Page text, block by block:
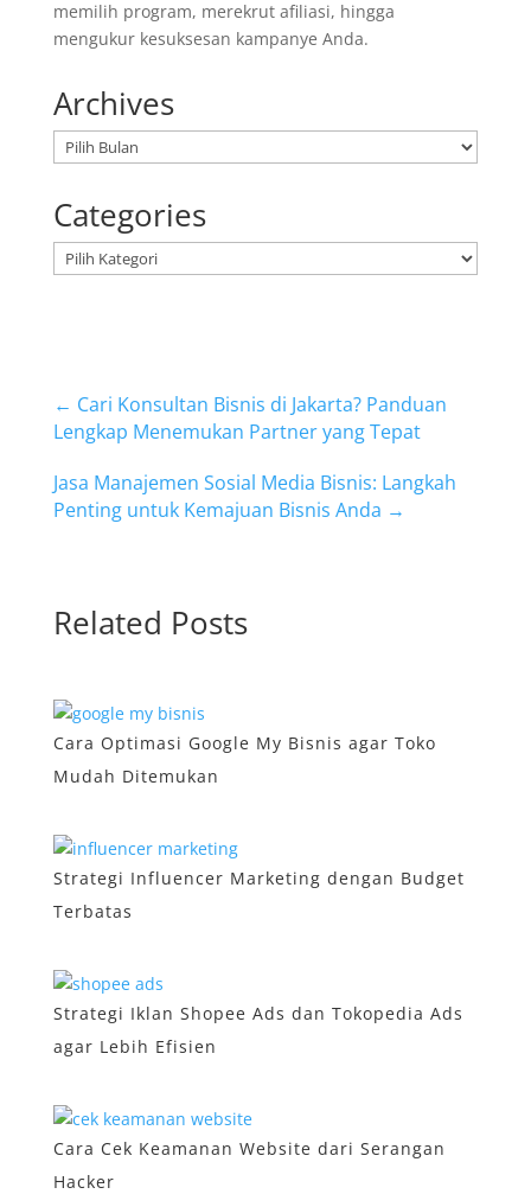
memilih program, merekrut afiliasi, hingga
mengukur kesuksesan kampanye Anda.
Archives
Arsip
Categories
Kategori
← Cari Konsultan Bisnis di Jakarta? Panduan
Lengkap Menemukan Partner yang Tepat
Jasa Manajemen Sosial Media Bisnis: Langkah
Penting untuk Kemajuan Bisnis Anda →
Related Posts
Cara Optimasi Google My Bisnis agar Toko
Mudah Ditemukan
Strategi Influencer Marketing dengan Budget
Terbatas
Strategi Iklan Shopee Ads dan Tokopedia Ads
agar Lebih Efisien
Cara Cek Keamanan Website dari Serangan
Hacker